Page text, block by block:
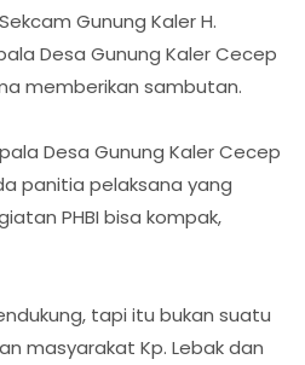
Gunung Kaler H.
Desa Gunung Kaler Cecep
memberikan sambutan.
Desa Gunung Kaler Cecep
panitia pelaksana yang
PHBI bisa kompak,
tapi itu bukan suatu
masyarakat Kp. Lebak dan